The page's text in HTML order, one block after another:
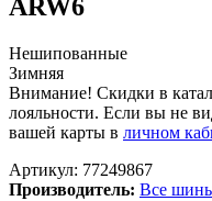
ARW6
Нешипованные
Зимняя
Внимание! Скидки в
лояльности. Если вы не
вашей карты в личном
Артикул: 77249867
Производитель: Все